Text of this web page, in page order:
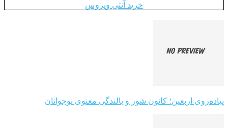
خرید آنتی ویروس
پیاده‌روی اربعین؛ کانون شور و بالندگی معنوی نوجوانان